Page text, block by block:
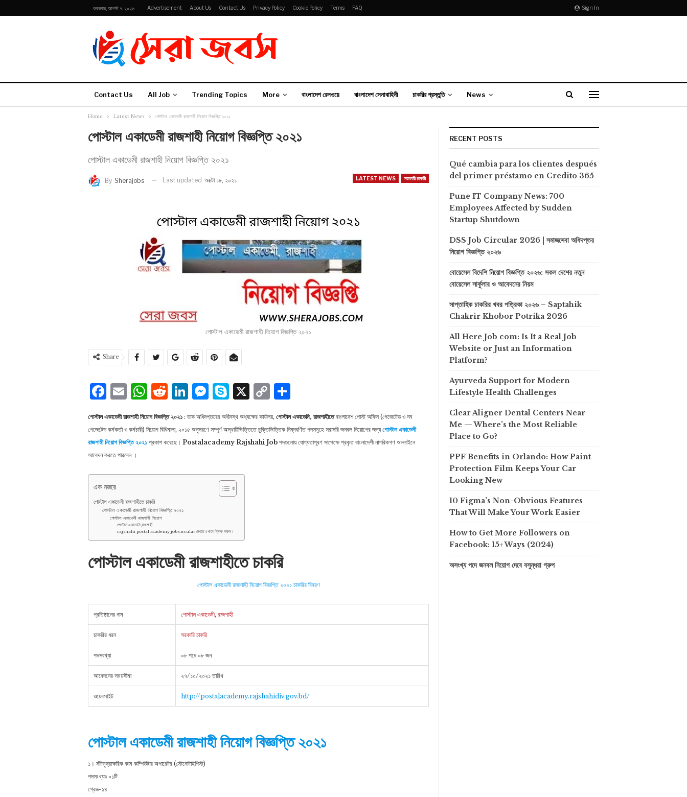
Sign In
শুক্রবার, আগস্ট ৭, ২০২৬ Advertisement About Us Contact Us Privacy Policy Cookie Policy Terms FAQ
Contact Us All Job Trending Topics More বাংলাদেশ রেলওয়ে বাংলাদেশ সেনাবাহিনী চাকরির প্রস্তুতি News
Home Latest News পোস্টাল একাডেমী রাজশাহী নিয়োগ বিজ্ঞপ্তি ২০২১
পোস্টাল একাডেমী রাজশাহী নিয়োগ বিজ্ঞপ্তি ২০২১
পোস্টাল একাডেমী রাজশাহী নিয়োগ বিজ্ঞপ্তি ২০২১
LATEST NEWS সরকারি চাকরি
By Sherajobs Last updated অক্টো ১৮, ২০২১
পোস্টাল একাডেমী রাজশাহী নিয়োগ বিজ্ঞপ্তি ২০২১
Share
Facebook
Email
WhatsApp
Reddit
LinkedIn
Messenger
Skype
X Copy
পোস্টাল একাডেমী রাজশাহী নিয়োগ বিজ্ঞপ্তি ২০২১ : ডাক অধিদপ্তরের অধীনস্থ অধ্যক্ষের কার্যালয়, পােস্টাল একাডেমি, রাজশাহীতেবাংলাদেশ পােস্ট অফিস (গেজেটেড ও নন
গেজেটেড কর্মকর্তা ও কর্মচারী) নিয়ােগ বিধিমালা, ২০১৫ অনুসরণে সম্পূর্ণ অস্থায়ীভিত্তিতে চুক্তিভিত্তিক নিম্নবর্ণিত পদসমূহে সরাসরি জনবল নিয়ােগের জন্যপোস্টাল একাডেমী
রাজশাহী নিয়োগ বিজ্ঞপ্তি ২০২১ প্রকাশ করেছে। Postalacademy Rajshahi Job পদগুলোয় যোগ্যতাপূরণ সাপেক্ষে প্রকৃত বাংলাদেশী নাগরিকগণ অনলাইনে
আবেদন করতে পারবেন ।
এক নজরে
পোস্টাল একাডেমী রাজশাহীতে চাকরি
পোস্টাল একাডেমী রাজশাহী নিয়োগ বিজ্ঞপ্তি ২০২১
পোস্টাল একাডেমী রাজশাহী নিয়োগ
পোস্টাল একাডেমি,রাজশাহী
rajshahi postal academy job circular দেখতে এখানে ক্লিক করুন।
পোস্টাল একাডেমী রাজশাহীতে চাকরি
পোস্টাল একাডেমী রাজশাহী নিয়োগ বিজ্ঞপ্তি ২০২১ চাকরির বিবরণ
প্রতিষ্ঠানের নাম পােস্টাল একাডেমী, রাজশাহী
চাকরির ধরন সরকারি চাকরি
পদসংখ্যা ০৮ পদে ০৮ জন
আবেদনের সময়সীমা ২৭/১০/২০২১ তারিখ
ওয়েবসাইট http://postalacademy.rajshahidiv.gov.bd/
পোস্টাল একাডেমী রাজশাহী নিয়োগ বিজ্ঞপ্তি ২০২১
১। সাঁটমুদ্রাক্ষরিক কাম কম্পিউটার অপারেটর (স্টেনােটাইপিস্ট)
পদসংখ্যাঃ ০১টি
গ্রেড-১৪
RECENT POSTS
Qué cambia para los clientes después
del primer préstamo en Credito 365
Pune IT Company News: 700
Employees Affected by Sudden
Startup Shutdown
DSS Job Circular 2026 | সমাজসেবা অধিদপ্তর
নিয়োগ বিজ্ঞপ্তি ২০২৬
বোয়েসেল বিদেশি নিয়োগ বিজ্ঞপ্তি ২০২৬: সকল দেশের নতুন
বোয়েসেল সার্কুলার ও আবেদনের নিয়ম
সাপ্তাহিক চাকরির খবর পত্রিকা ২০২৬ – Saptahik
Chakrir Khobor Potrika 2026
All Here Job com: Is It a Real Job
Website or Just an Information
Platform?
Ayurveda Support for Modern
Lifestyle Health Challenges
Clear Aligner Dental Centers Near
Me — Where’s the Most Reliable
Place to Go?
PPF Benefits in Orlando: How Paint
Protection Film Keeps Your Car
Looking New
10 Figma’s Non-Obvious Features
That Will Make Your Work Easier
How to Get More Followers on
Facebook: 15+ Ways (2024)
অসংখ্য পদে জনবল নিয়োগ দেবে বসুন্ধরা গ্রুপ